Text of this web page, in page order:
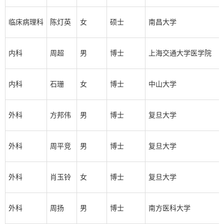
临床病理科 陈灯英 女 硕士 南昌大学
内科 周超 男 博士 上海交通大学医学院
内科 石珊 女 博士 中山大学
外科 方邦伟 男 博士 复旦大学
外科 周平竞 男 博士 复旦大学
外科 肖玉铃 女 博士 复旦大学
外科 周扬 男 博士 南方医科大学